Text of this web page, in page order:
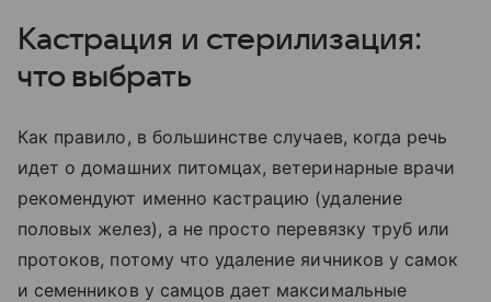
Кастрация и стерилизация:
что выбрать
Как правило, в большинстве случаев, когда речь
идет о домашних питомцах, ветеринарные врачи
рекомендуют именно кастрацию (удаление
половых желез), а не просто перевязку труб или
протоков, потому что удаление яичников у самок
и семенников у самцов дает максимальные